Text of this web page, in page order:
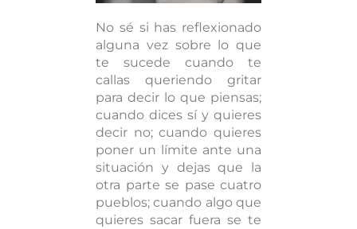
No sé si has reflexionado
alguna vez sobre lo que
te sucede cuando te
callas queriendo gritar
para decir lo que piensas;
cuando dices sí y quieres
decir no; cuando quieres
poner un límite ante una
situación y dejas que la
otra parte se pase cuatro
pueblos; cuando algo que
quieres sacar fuera se te